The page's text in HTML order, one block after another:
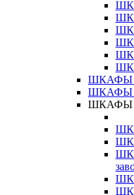
ШКАФЫ
ШКАФЫ
ШКАФЫ